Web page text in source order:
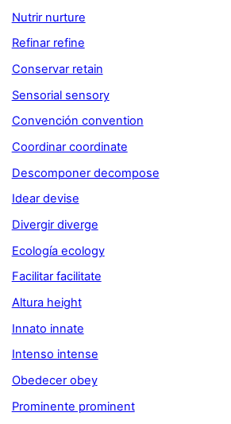
Nutrir nurture
Refinar refine
Conservar retain
Sensorial sensory
Convención convention
Coordinar coordinate
Descomponer decompose
Idear devise
Divergir diverge
Ecología ecology
Facilitar facilitate
Altura height
Innato innate
Intenso intense
Obedecer obey
Prominente prominent